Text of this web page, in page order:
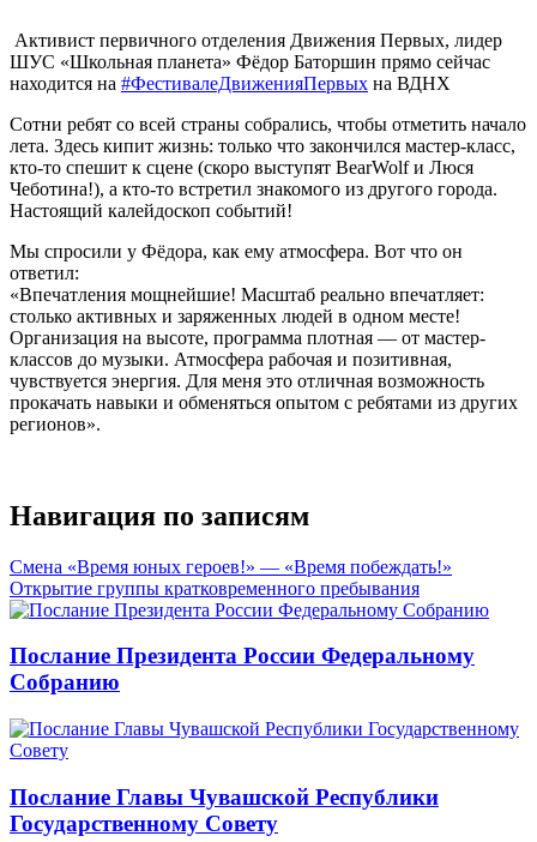
Активист первичного отделения Движения Первых, лидер
ШУС «Школьная планета» Фёдор Баторшин прямо сейчас
находится на #ФестивалеДвиженияПервых на ВДНХ
Сотни ребят со всей страны собрались, чтобы отметить начало
лета. Здесь кипит жизнь: только что закончился мастер-класс,
кто-то спешит к сцене (скоро выступят BearWolf и Люся
Чеботина!), а кто-то встретил знакомого из другого города.
Настоящий калейдоскоп событий!
Мы спросили у Фёдора, как ему атмосфера. Вот что он
ответил:
«Впечатления мощнейшие! Масштаб реально впечатляет:
столько активных и заряженных людей в одном месте!
Организация на высоте, программа плотная — от мастер-
классов до музыки. Атмосфера рабочая и позитивная,
чувствуется энергия. Для меня это отличная возможность
прокачать навыки и обменяться опытом с ребятами из других
регионов».
Навигация по записям
Смена «Время юных героев!» — «Время побеждать!»
Открытие группы кратковременного пребывания
Послание Президента России Федеральному
Собранию
Послание Главы Чувашской Республики
Государственному Совету